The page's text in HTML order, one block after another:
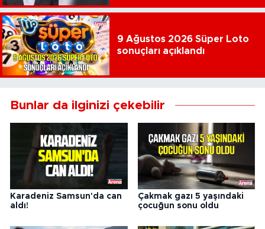
9 Ağustos 2026 Süper Loto
sonuçları açıklandı
Bunlar da ilginizi çekebilir
Karadeniz Samsun'da can
aldı!
Çakmak gazı 5 yaşındaki
çocuğun sonu oldu